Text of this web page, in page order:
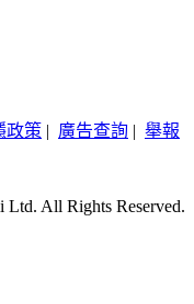
政策 | 廣告查詢 | 舉報
Ltd. All Rights Reserved.